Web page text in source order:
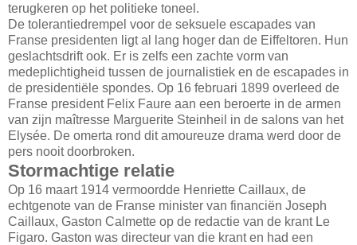
terugkeren op het politieke toneel.
De tolerantiedrempel voor de seksuele escapades van
Franse presidenten ligt al lang hoger dan de Eiffeltoren. Hun
geslachtsdrift ook. Er is zelfs een zachte vorm van
medeplichtigheid tussen de journalistiek en de escapades in
de presidentiële spondes. Op 16 februari 1899 overleed de
Franse president Felix Faure aan een beroerte in de armen
van zijn maîtresse Marguerite Steinheil in de salons van het
Elysée. De omerta rond dit amoureuze drama werd door de
pers nooit doorbroken.
Stormachtige relatie
Op 16 maart 1914 vermoordde Henriette Caillaux, de
echtgenote van de Franse minister van financiën Joseph
Caillaux, Gaston Calmette op de redactie van de krant Le
Figaro. Gaston was directeur van die krant en had een